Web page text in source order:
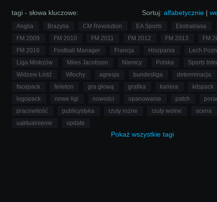
Sortuj: alfabetycznie |
tagi - słowa kluczowe:
Anglia Brazylia CM Revolution EA Sports
Ekstraklasa
FM 2009
FM 2010 FM 2011 FM 2012 FM 2013
FM
FM 2016
Football Manager Francja Hiszpania
Lech
Liga Mistrzów
Miles Jacobson Niemcy Polska
Sports
Widzew Łódź
Włochy agresja bundesliga
determinacja
facepack
felieton gra głową grafika kariera
kitspack
logopack
nowe ligi nowości opanowanie patch
pracowitość
publicystyka rzuty rożne rzuty wolne
scena
uaktualnienie
update
Pokaż wszystkie tagi